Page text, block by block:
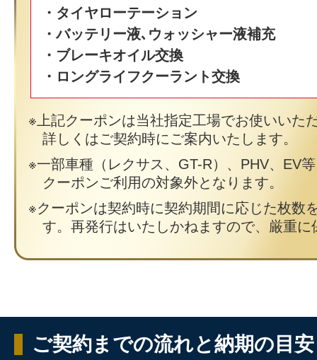
・タイヤローテーション
・バッテリー液､ウォッシャー液補充
・ブレーキオイル交換
・ロングライフクーラント交換
上記クーポンは当社指定工場でお使いいた
詳しくはご契約時にご案内いたします。
一部車種（レクサス、GT-R）、PHV、EV
クーポンご利用の対象外となります。
クーポンは契約時に契約期間に応じた枚数
す。再発行はいたしかねますので、厳重に
ご契約までの流れと納期の目安